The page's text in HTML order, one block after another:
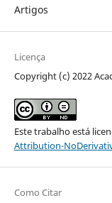
Artigos
Licença
Copyright (c) 2022
Este trabalho está
Attribution-
Como Citar